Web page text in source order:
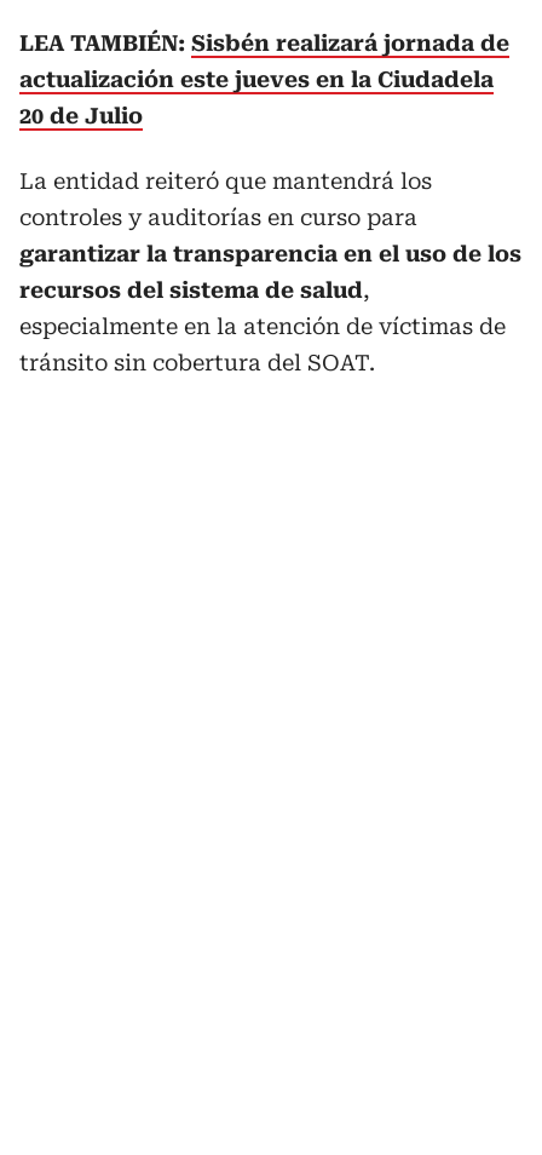
LEA TAMBIÉN: Sisbén realizará jornada de
actualización este jueves en la Ciudadela
20 de Julio
La entidad reiteró que mantendrá los
controles y auditorías en curso para
garantizar la transparencia en el uso de los
recursos del sistema de salud,
especialmente en la atención de víctimas de
tránsito sin cobertura del SOAT.